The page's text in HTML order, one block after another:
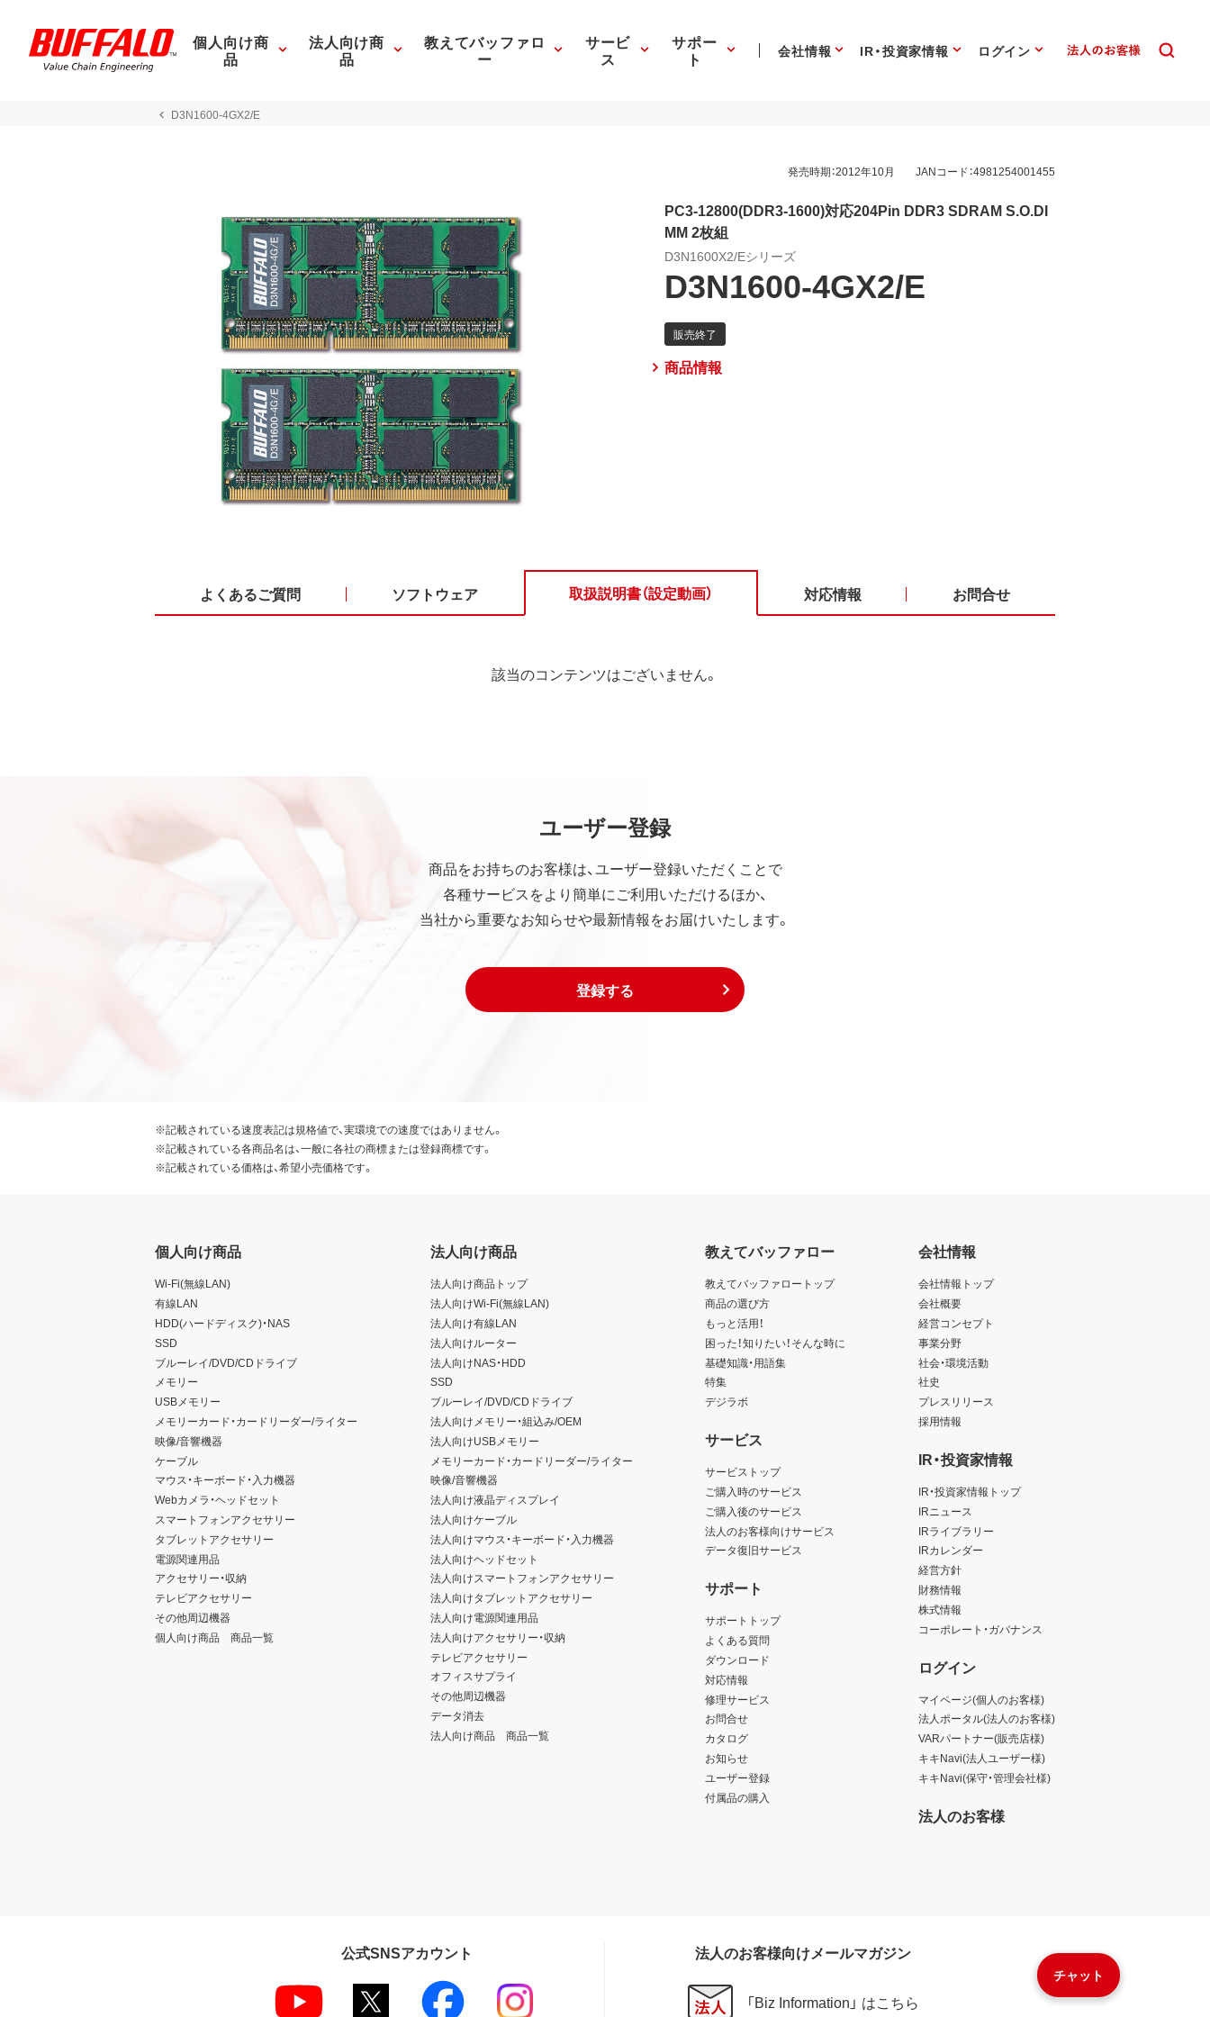
個人向け商
品
法人向け商
品
教えてバッファロ
ー
サービ
ス
サポー
ト 会社情報 IR・投資家情報 ログイン
D3N1600-4GX2/E
発売時期：2012年10月 JANコード：4981254001455
PC3-12800(DDR3-1600)対応204Pin DDR3 SDRAM S.O.DI
MM 2枚組
D3N1600X2/Eシリーズ
D3N1600-4GX2/E
商品情報
よくあるご質問 ソフトウェア 取扱説明書（設定動画） 対応情報 お問合せ
該当のコンテンツはございません。
ユーザー登録
商品をお持ちのお客様は、ユーザー登録いただくことで
各種サービスをより簡単にご利用いただけるほか、
当社から重要なお知らせや最新情報をお届けいたします。
登録する
チャット
※記載されている速度表記は規格値で、実環境での速度ではありません。
※記載されている各商品名は、一般に各社の商標または登録商標です。
※記載されている価格は、希望小売価格です。
個人向け商品
Wi-Fi(無線LAN)
有線LAN
HDD(ハードディスク)・NAS
SSD
ブルーレイ/DVD/CDドライブ
メモリー
USBメモリー
メモリーカード・カードリーダー/ライター
映像/音響機器
ケーブル
マウス・キーボード・入力機器
Webカメラ・ヘッドセット
スマートフォンアクセサリー
タブレットアクセサリー
電源関連用品
アクセサリー・収納
テレビアクセサリー
その他周辺機器
個人向け商品 商品一覧
法人向け商品
法人向け商品トップ
法人向けWi-Fi(無線LAN)
法人向け有線LAN
法人向けルーター
法人向けNAS・HDD
SSD
ブルーレイ/DVD/CDドライブ
法人向けメモリー・組込み/OEM
法人向けUSBメモリー
メモリーカード・カードリーダー/ライター
映像/音響機器
法人向け液晶ディスプレイ
法人向けケーブル
法人向けマウス・キーボード・入力機器
法人向けヘッドセット
法人向けスマートフォンアクセサリー
法人向けタブレットアクセサリー
法人向け電源関連用品
法人向けアクセサリー・収納
テレビアクセサリー
オフィスサプライ
その他周辺機器
データ消去
法人向け商品 商品一覧
教えてバッファロー
教えてバッファロートップ
商品の選び方
もっと活用！
困った！知りたい！そんな時に
基礎知識・用語集
特集
デジラボ
サービス
サービストップ
ご購入時のサービス
ご購入後のサービス
法人のお客様向けサービス
データ復旧サービス
サポート
サポートトップ
よくある質問
ダウンロード
対応情報
修理サービス
お問合せ
カタログ
お知らせ
ユーザー登録
付属品の購入
会社情報
会社情報トップ
会社概要
経営コンセプト
事業分野
社会・環境活動
社史
プレスリリース
採用情報
IR・投資家情報
IR・投資家情報トップ
IRニュース
IRライブラリー
IRカレンダー
経営方針
財務情報
株式情報
コーポレート・ガバナンス
ログイン
マイページ(個人のお客様)
法人ポータル(法人のお客様)
VARパートナー(販売店様)
キキNavi(法人ユーザー様)
キキNavi(保守・管理会社様)
法人のお客様
公式SNSアカウント 法人のお客様向けメールマガジン
「Biz Information」 はこちら